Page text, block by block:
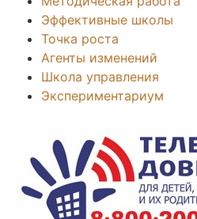
Эффективные школы
Точка роста
Агенты изменений
Школа управления
Экспериментариум